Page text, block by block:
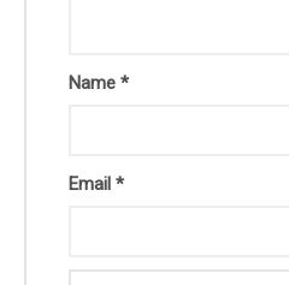
Name *
Email *